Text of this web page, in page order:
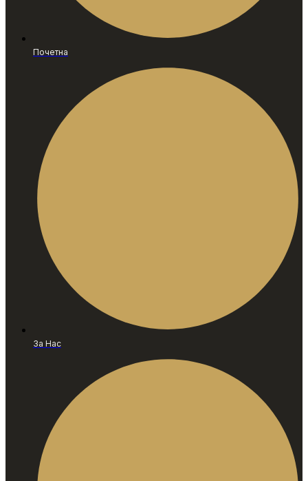
Почетна
За Нас